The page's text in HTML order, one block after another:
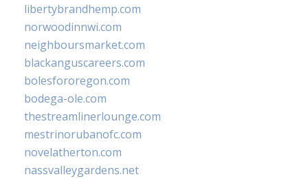
libertybrandhemp.com
norwoodinnwi.com
neighboursmarket.com
blackanguscareers.com
bolesfororegon.com
bodega-ole.com
thestreamlinerlounge.com
mestrinorubanofc.com
novelatherton.com
nassvalleygardens.net